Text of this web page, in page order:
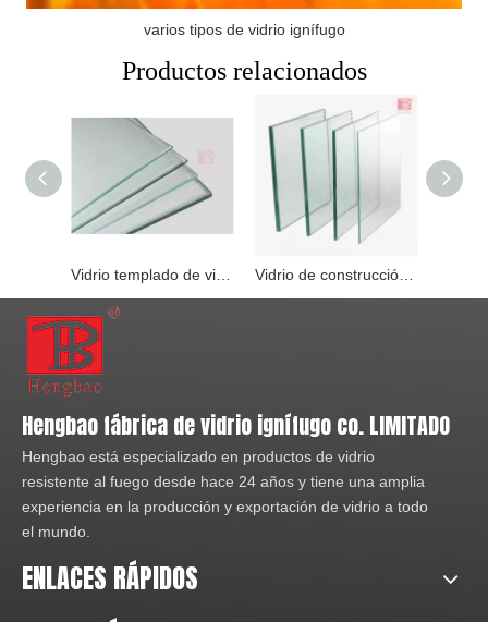
varios tipos de vidrio ignífugo
Productos relacionados
Hengbao fábrica de vidrio ignífugo co. LIMITADO
Hengbao está especializado en productos de vidrio
resistente al fuego desde hace 24 años y tiene una amplia
experiencia en la producción y exportación de vidrio a todo
el mundo.
ENLACES RÁPIDOS